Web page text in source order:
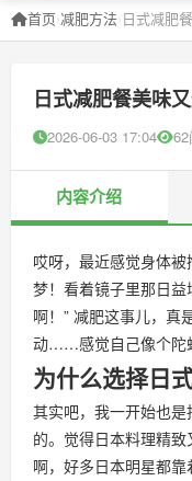
首页›减肥方法›日式减肥
日式减肥餐美味
2026-06-03 17:04
内容介绍
哎呀，最近感觉身体
梦！看着镜子里那日
啊！” 减肥这事儿，真
动……感觉自己像个陀
为什么选择日
其实吧，我一开始也
的。觉得日本料理精
啊，好多日本明星都